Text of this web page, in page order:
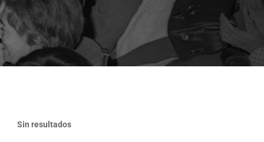
Sin resultados